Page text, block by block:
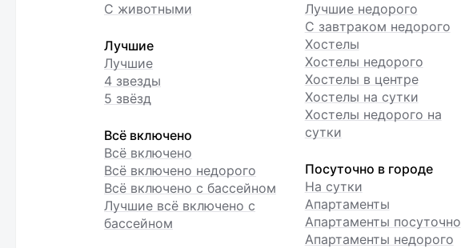
С животными
Лучшие
Лучшие
4 звезды
5 звёзд
Всё включено
Всё включено
Всё включено недорого
Всё включено с бассейном
Лучшие всё включено с
бассейном
Лучшие недорого
С завтраком недорого
Хостелы
Хостелы недорого
Хостелы в центре
Хостелы на сутки
Хостелы недорого на
сутки
Посуточно в городе
На сутки
Апартаменты
Апартаменты посуточно
Апартаменты недорого